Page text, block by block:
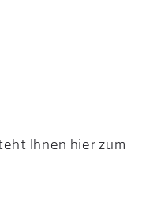
Ihnen hier zum